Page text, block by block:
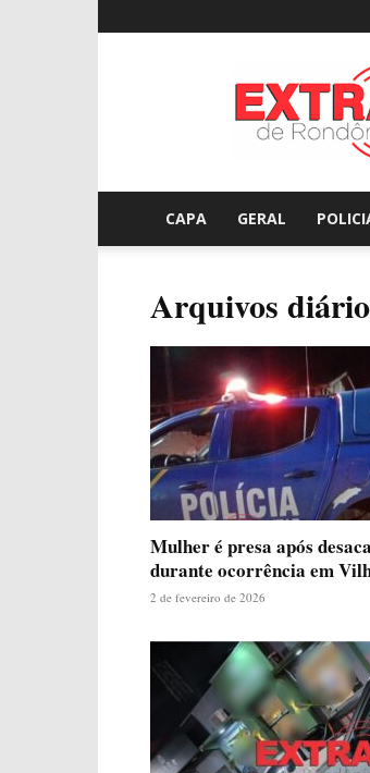
CAPA GERAL
Arquivos
Mulher é presa após
durante ocorrência em
2 de fevereiro de 2026